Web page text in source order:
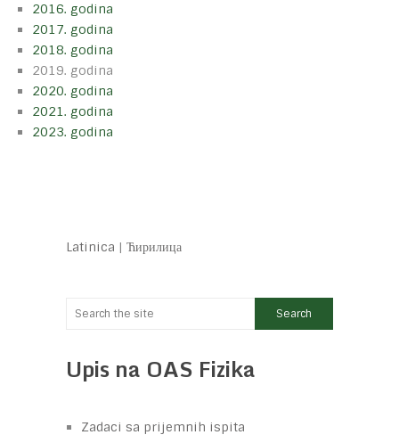
2016. godina
2017. godina
2018. godina
2019. godina
2020. godina
2021. godina
2023. godina
Latinica | Ћирилица
Upis na OAS Fizika
Zadaci sa prijemnih ispita